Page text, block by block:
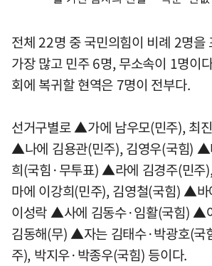
전체 22명 중 국민의힘이 비례 2명을
가장 많고 민주 6명, 무소속이 1명이
회에 복귀할 현역은 7명이 전부다.
선거구별로 ▲가에 남우모(민주), 최
▲나에 김용관(민주), 김영우(국힘) ▲
희(국힘·무투표) ▲라에 김경주(민
마에 이강희(민주), 김영철(국힘) ▲
이성락 ▲사에 김동수·임활(국힘) ▲
김동해(무) ▲자는 김태수·박광호(
주), 박지우·박종우(국힘) 등이다.